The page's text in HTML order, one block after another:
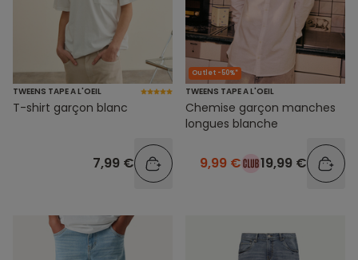
TWEENS TAPE A L'OEIL
T-shirt garçon blanc
7,99 €
Outlet -50%*
TWEENS TAPE A L'OEIL
Chemise garçon manches
longues blanche
9,99 € 19,99 €